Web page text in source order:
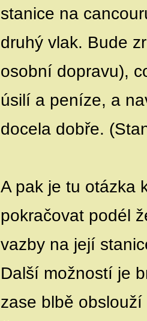
stanice na
druhý vlak. Bude
osobní dopravu),
úsilí a peníze, a
docela dobře.
A pak je tu otázka
pokračovat podél
vazby na její
Další možností je
zase blbě